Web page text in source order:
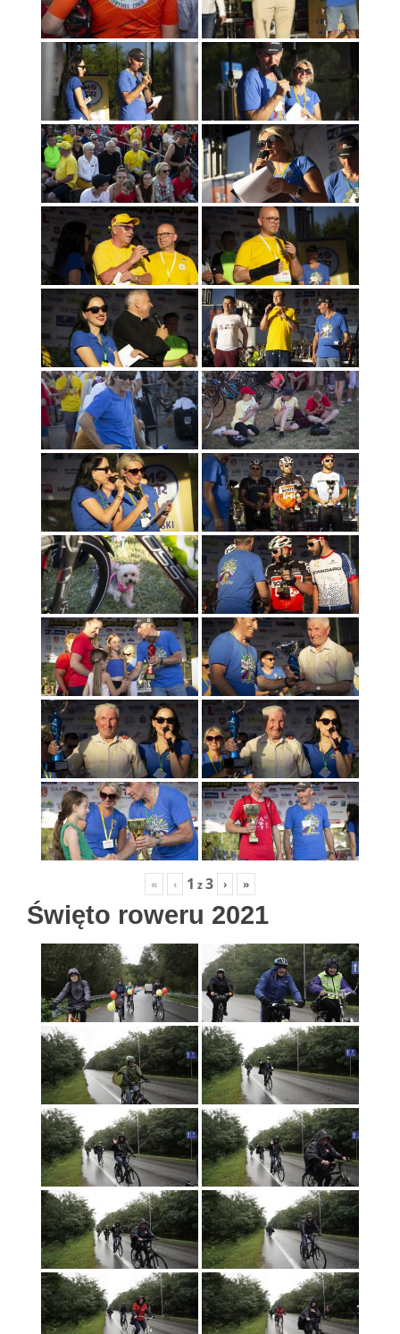
« ‹ 1 z3 › »
Święto roweru 2021